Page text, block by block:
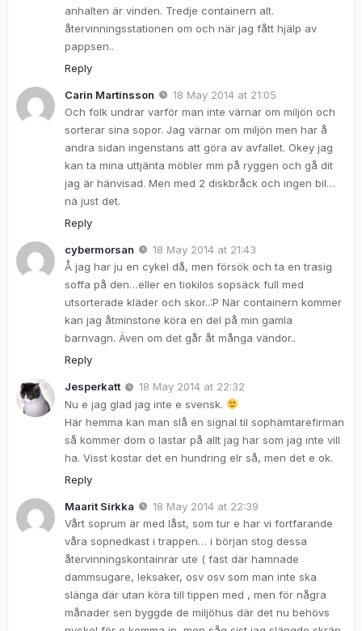
anhalten är vinden. Tredje containern alt.
återvinningsstationen om och när jag fått hjälp av
pappsen..
Reply
Carin Martinsson
18 May 2014 at 21:05
Och folk undrar varför man inte värnar om miljön och
sorterar sina sopor. Jag värnar om miljön men har å
andra sidan ingenstans att göra av avfallet. Okey jag
kan ta mina uttjänta möbler mm på ryggen och gå dit
jag är hänvisad. Men med 2 diskbråck och ingen bil…
nä just det.
Reply
cybermorsan
18 May 2014 at 21:43
Å jag har ju en cykel då, men försök och ta en trasig
soffa på den…eller en tiokilos sopsäck full med
utsorterade kläder och skor..:P När containern kommer
kan jag åtminstone köra en del på min gamla
barnvagn. Även om det går åt många vändor..
Reply
Jesperkatt
18 May 2014 at 22:32
Nu e jag glad jag inte e svensk.
Här hemma kan man slå en signal til sophämtarefirman
så kommer dom o lastar på allt jag har som jag inte vill
ha. Visst kostar det en hundring elr så, men det e ok.
Reply
Maarit Sirkka
18 May 2014 at 22:39
Vårt soprum är med låst, som tur e har vi fortfarande
våra sopnedkast i trappen… i början stog dessa
återvinningskontainrar ute ( fast där hamnade
dammsugare, leksaker, osv osv som man inte ska
slänga där utan köra till tippen med , men för några
månader sen byggde de miljöhus där det nu behövs